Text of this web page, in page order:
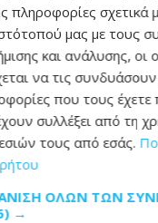
από τις συνεχόμενες
Τι δείχνουν οι
Αυτό που
οργή -
πυρκαγιά σε
- Την έσβησαν
Πυροσβεστική
πληροφορίες σχετικά
μας με τους
και ανάλυσης, οι
να τις
που τους έχετε
συλλέξει από τη
τους από εσάς.
ΌΛΩΝ ΤΩΝ
→